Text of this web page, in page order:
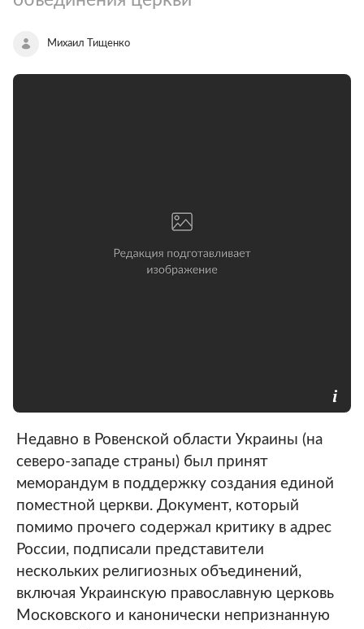
Михаил Тищенко
Недавно в Ровенской области Украины (на
северо-западе страны) был принят
меморандум в поддержку создания единой
поместной церкви. Документ, который
помимо прочего содержал критику в адрес
России, подписали представители
нескольких религиозных объединений,
включая Украинскую православную церковь
Московского и канонически непризнанную